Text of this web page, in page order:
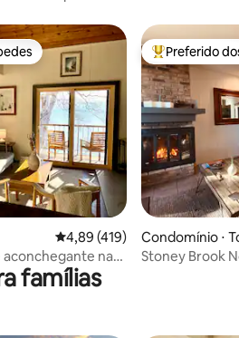
avaliações
dos hóspedes
4,89 de uma avaliação média
4,89 (419)
aconchegante nas
Entre os
Preferido
Condomínio ⋅
Stoney Brook
famílias